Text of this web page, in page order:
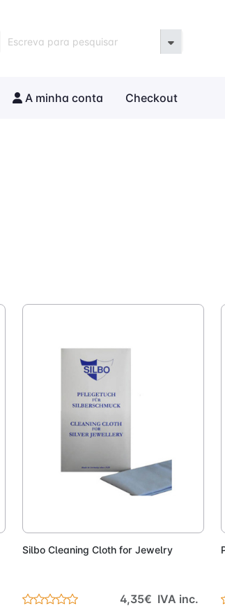
Escreva para pesquisar
A minha conta Checkout
Silbo Cleaning Cloth for Jewelry
4,35€ IVA inc.